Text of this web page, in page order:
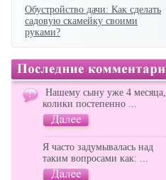
Обустройство дачи: Как сделать
садовую скамейку своими
руками?
Нашему сыну уже 4 месяца,
колики постепенно ...
Я часто задумывалась над
таким вопросами как: ...